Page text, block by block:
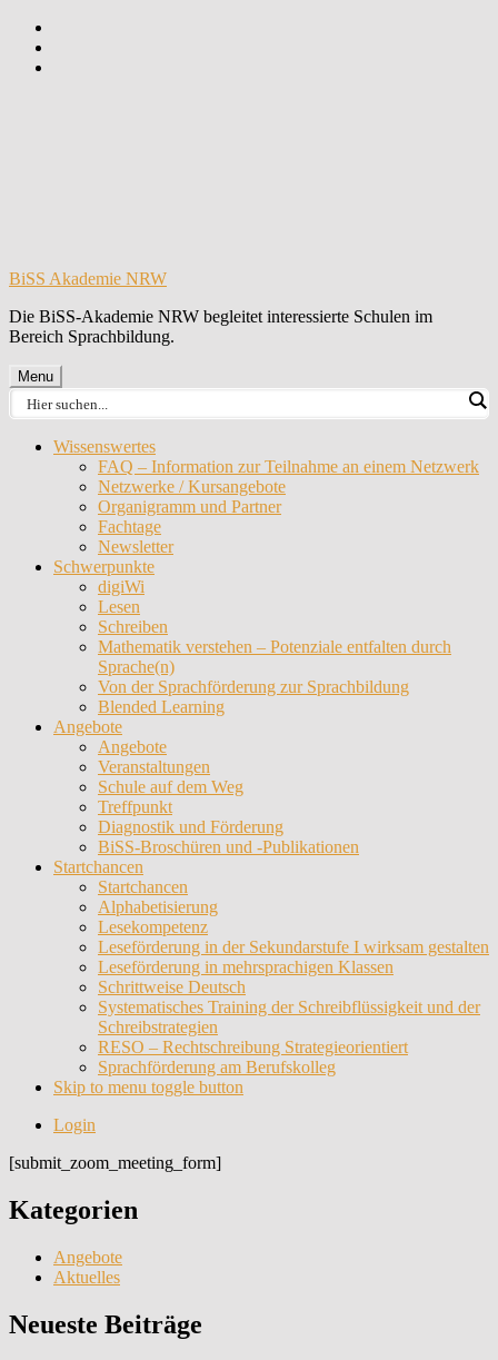
BiSS Akademie NRW
Die BiSS-Akademie NRW begleitet interessierte Schulen im
Bereich Sprachbildung.
Menu
Wissenswertes
FAQ – Information zur Teilnahme an einem Netzwerk
Netzwerke / Kursangebote
Organigramm und Partner
Fachtage
Newsletter
Schwerpunkte
digiWi
Lesen
Schreiben
Mathematik verstehen – Potenziale entfalten durch
Sprache(n)
Von der Sprachförderung zur Sprachbildung
Blended Learning
Angebote
Angebote
Veranstaltungen
Schule auf dem Weg
Treffpunkt
Diagnostik und Förderung
BiSS-Broschüren und -Publikationen
Startchancen
Startchancen
Alphabetisierung
Lesekompetenz
Leseförderung in der Sekundarstufe I wirksam gestalten
Leseförderung in mehrsprachigen Klassen
Schrittweise Deutsch
Systematisches Training der Schreibflüssigkeit und der
Schreibstrategien
RESO – Rechtschreibung Strategieorientiert
Sprachförderung am Berufskolleg
Skip to menu toggle button
Login
[submit_zoom_meeting_form]
Kategorien
Angebote
Aktuelles
Neueste Beiträge